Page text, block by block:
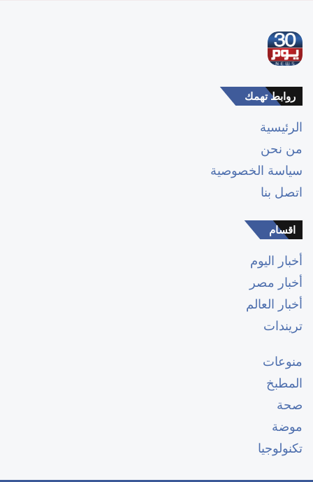
روابط تهمك
الرئيسية
من نحن
سياسة الخصوصية
اتصل بنا
اقسام
أخبار اليوم
أخبار مصر
أخبار العالم
تريندات
منوعات
المطبخ
صحة
موضة
تكنولوجيا